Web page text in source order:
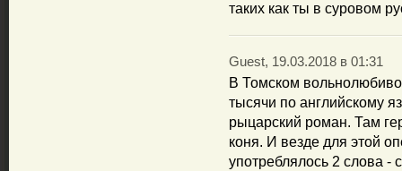
таких как ты в суровом
Guest, 19.03.2018 в 01:31
В Томском
тысячи по английскому
рыцарский роман. Там
коня. И везде для этой
употреблялось 2 слова -